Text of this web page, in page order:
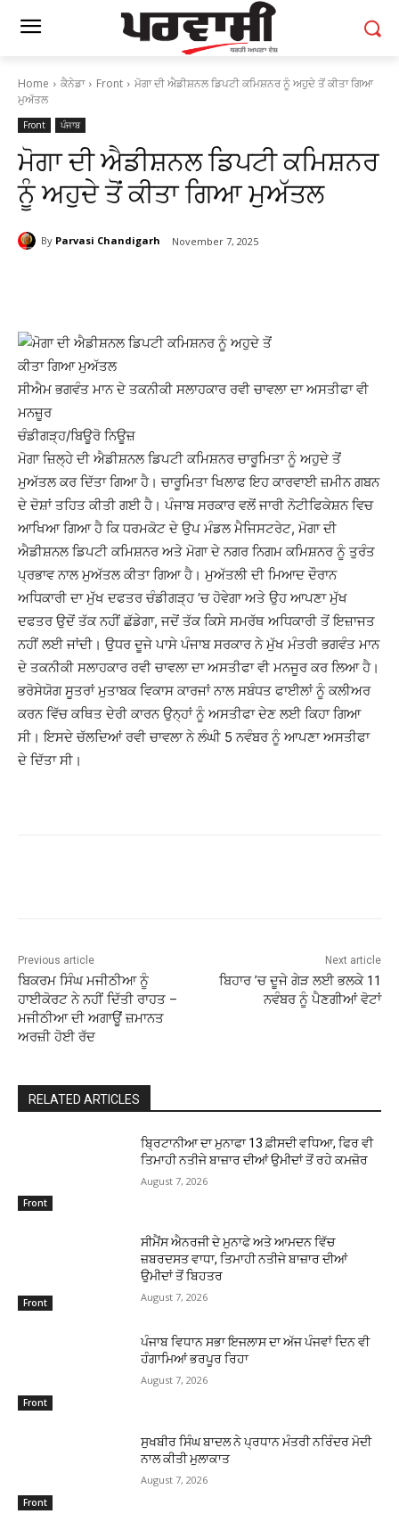
Home ਕੈਨੇਡਾ Front
ਮੋਗਾ ਦੀ ਐਡੀਸ਼ਨਲ ਡਿਪਟੀ ਕਮਿਸ਼ਨਰ ਨੂੰ ਅਹੁਦੇ ਤੋਂ ਕੀਤਾ ਗਿਆ
ਮੁਅੱਤਲ
Front ਪੰਜਾਬ
ਮੋਗਾ ਦੀ ਐਡੀਸ਼ਨਲ ਡਿਪਟੀ ਕਮਿਸ਼ਨਰ
ਨੂੰ ਅਹੁਦੇ ਤੋਂ ਕੀਤਾ ਗਿਆ ਮੁਅੱਤਲ
By Parvasi Chandigarh November 7, 2025
ਸੀਐਮ ਭਗਵੰਤ ਮਾਨ ਦੇ ਤਕਨੀਕੀ ਸਲਾਹਕਾਰ ਰਵੀ ਚਾਵਲਾ ਦਾ ਅਸਤੀਫਾ ਵੀ
ਮਨਜ਼ੂਰ
ਚੰਡੀਗੜ੍ਹ/ਬਿਊਰੋ ਨਿਊਜ਼
ਮੋਗਾ ਜ਼ਿਲ੍ਹੇ ਦੀ ਐਡੀਸ਼ਨਲ ਡਿਪਟੀ ਕਮਿਸ਼ਨਰ ਚਾਰੂਮਿਤਾ ਨੂੰ ਅਹੁਦੇ ਤੋਂ
ਮੁਅੱਤਲ ਕਰ ਦਿੱਤਾ ਗਿਆ ਹੈ। ਚਾਰੂਮਿਤਾ ਖਿਲਾਫ ਇਹ ਕਾਰਵਾਈ ਜ਼ਮੀਨ ਗਬਨ
ਦੇ ਦੋਸ਼ਾਂ ਤਹਿਤ ਕੀਤੀ ਗਈ ਹੈ। ਪੰਜਾਬ ਸਰਕਾਰ ਵਲੋਂ ਜਾਰੀ ਨੋਟੀਫਿਕੇਸ਼ਨ ਵਿਚ
ਆਖਿਆ ਗਿਆ ਹੈ ਕਿ ਧਰਮਕੋਟ ਦੇ ਉਪ ਮੰਡਲ ਮੈਜਿਸਟਰੇਟ, ਮੋਗਾ ਦੀ
ਐਡੀਸ਼ਨਲ ਡਿਪਟੀ ਕਮਿਸ਼ਨਰ ਅਤੇ ਮੋਗਾ ਦੇ ਨਗਰ ਨਿਗਮ ਕਮਿਸ਼ਨਰ ਨੂੰ ਤੁਰੰਤ
ਪ੍ਰਭਾਵ ਨਾਲ ਮੁਅੱਤਲ ਕੀਤਾ ਗਿਆ ਹੈ। ਮੁਅੱਤਲੀ ਦੀ ਮਿਆਦ ਦੌਰਾਨ
ਅਧਿਕਾਰੀ ਦਾ ਮੁੱਖ ਦਫਤਰ ਚੰਡੀਗੜ੍ਹ ’ਚ ਹੋਵੇਗਾ ਅਤੇ ਉਹ ਆਪਣਾ ਮੁੱਖ
ਦਫਤਰ ਉਦੋਂ ਤੱਕ ਨਹੀਂ ਛੱਡੇਗਾ, ਜਦੋਂ ਤੱਕ ਕਿਸੇ ਸਮਰੱਥ ਅਧਿਕਾਰੀ ਤੋਂ ਇਜ਼ਾਜਤ
ਨਹੀਂ ਲਈ ਜਾਂਦੀ। ਉਧਰ ਦੂਜੇ ਪਾਸੇ ਪੰਜਾਬ ਸਰਕਾਰ ਨੇ ਮੁੱਖ ਮੰਤਰੀ ਭਗਵੰਤ ਮਾਨ
ਦੇ ਤਕਨੀਕੀ ਸਲਾਹਕਾਰ ਰਵੀ ਚਾਵਲਾ ਦਾ ਅਸਤੀਫਾ ਵੀ ਮਨਜੂਰ ਕਰ ਲਿਆ ਹੈ।
ਭਰੋਸੇਯੋਗ ਸੂਤਰਾਂ ਮੁਤਾਬਕ ਵਿਕਾਸ ਕਾਰਜਾਂ ਨਾਲ ਸਬੰਧਤ ਫਾਈਲਾਂ ਨੂੰ ਕਲੀਅਰ
ਕਰਨ ਵਿੱਚ ਕਥਿਤ ਦੇਰੀ ਕਾਰਨ ਉਨ੍ਹਾਂ ਨੂੰ ਅਸਤੀਫਾ ਦੇਣ ਲਈ ਕਿਹਾ ਗਿਆ
ਸੀ। ਇਸਦੇ ਚੱਲਦਿਆਂ ਰਵੀ ਚਾਵਲਾ ਨੇ ਲੰਘੀ 5 ਨਵੰਬਰ ਨੂੰ ਆਪਣਾ ਅਸਤੀਫਾ
ਦੇ ਦਿੱਤਾ ਸੀ।
Previous article
ਬਿਕਰਮ ਸਿੰਘ ਮਜੀਠੀਆ ਨੂੰ
ਹਾਈਕੋਰਟ ਨੇ ਨਹੀਂ ਦਿੱਤੀ ਰਾਹਤ –
ਮਜੀਠੀਆ ਦੀ ਅਗਾਊਂ ਜ਼ਮਾਨਤ
ਅਰਜ਼ੀ ਹੋਈ ਰੱਦ
Next article
ਬਿਹਾਰ ’ਚ ਦੂਜੇ ਗੇੜ ਲਈ ਭਲਕੇ 11
ਨਵੰਬਰ ਨੂੰ ਪੈਣਗੀਆਂ ਵੋਟਾਂ
RELATED ARTICLES
Front
ਬ੍ਰਿਟਾਨੀਆ ਦਾ ਮੁਨਾਫਾ 13 ਫ਼ੀਸਦੀ ਵਧਿਆ, ਫਿਰ ਵੀ
ਤਿਮਾਹੀ ਨਤੀਜੇ ਬਾਜ਼ਾਰ ਦੀਆਂ ਉਮੀਦਾਂ ਤੋਂ ਰਹੇ ਕਮਜ਼ੋਰ
August 7, 2026
Front
ਸੀਮੈਂਸ ਐਨਰਜੀ ਦੇ ਮੁਨਾਫੇ ਅਤੇ ਆਮਦਨ ਵਿੱਚ
ਜ਼ਬਰਦਸਤ ਵਾਧਾ, ਤਿਮਾਹੀ ਨਤੀਜੇ ਬਾਜ਼ਾਰ ਦੀਆਂ
ਉਮੀਦਾਂ ਤੋਂ ਬਿਹਤਰ
August 7, 2026
Front
ਪੰਜਾਬ ਵਿਧਾਨ ਸਭਾ ਇਜਲਾਸ ਦਾ ਅੱਜ ਪੰਜਵਾਂ ਦਿਨ ਵੀ
ਹੰਗਾਮਿਆਂ ਭਰਪੂਰ ਰਿਹਾ
August 7, 2026
Front
ਸੁਖਬੀਰ ਸਿੰਘ ਬਾਦਲ ਨੇ ਪ੍ਰਧਾਨ ਮੰਤਰੀ ਨਰਿੰਦਰ ਮੋਦੀ
ਨਾਲ ਕੀਤੀ ਮੁਲਾਕਾਤ
August 7, 2026